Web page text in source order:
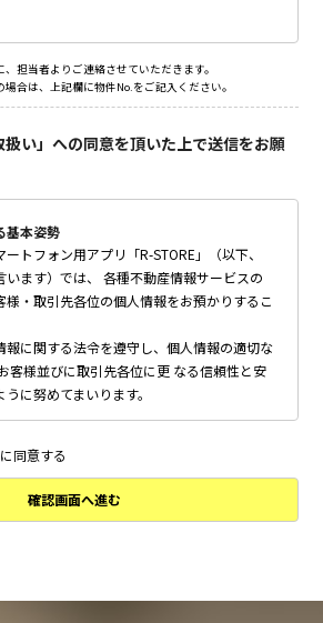
担当者よりご連絡させていただきます。
合は、上記欄に物件No.をご記入ください。
い」への同意を頂いた上で送信をお願
基本姿勢
トフォン用アプリ「R-STORE」（以下、
います）では、 各種不動産情報サービスの
様・取引先各位の個人情報をお預かりするこ
報に関する法令を遵守し、個人情報の適切な
客様並びに取引先各位に更 なる信頼性と安
に努めてまいります。
て
不正の手段によらず適正に個人情報を取得
で個人情報を利用する場合、あらかじめご本
同意する
確認画面へ進む